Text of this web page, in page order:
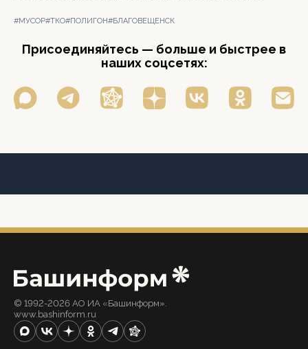
#МУСОР#ТКО#ПОЛИГОН#БЛАГОВЕЩЕНСК
Присоединяйтесь — больше и быстрее в
наших соцсетях:
© 1992-2026 АО ИА «Башинформ».
www.bashinform.ru